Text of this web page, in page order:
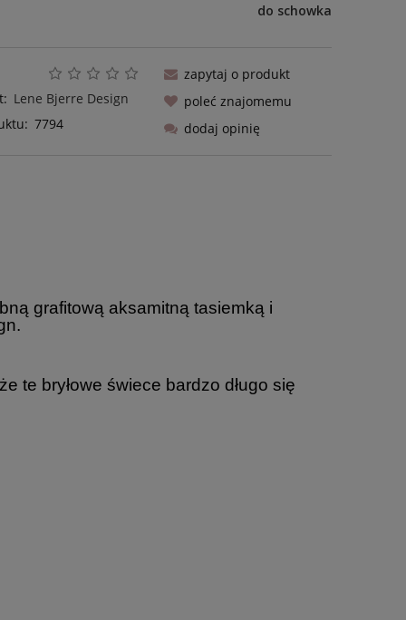
do schowka
Lene Bjerre Design
7794
zapytaj o produkt
poleć znajomemu
dodaj opinię
grafitową aksamitną tasiemką i
te bryłowe świece bardzo długo się